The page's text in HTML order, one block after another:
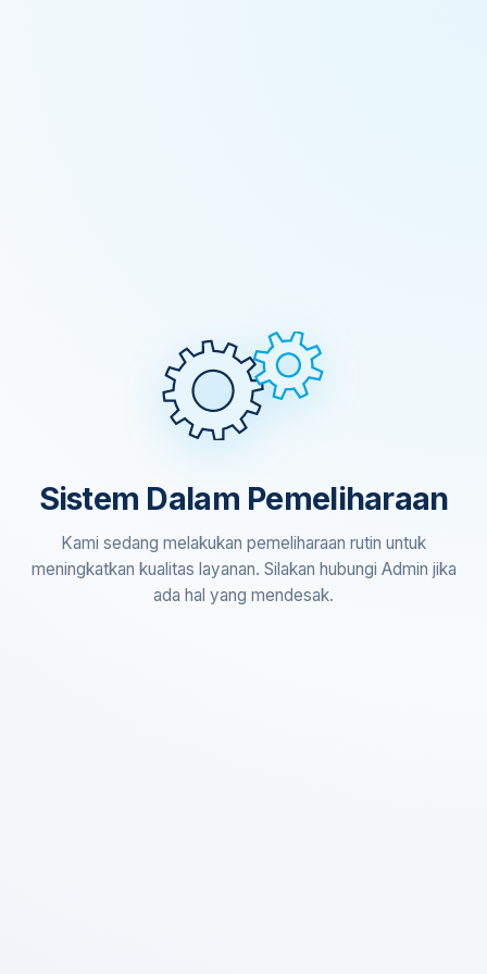
Sistem Dalam Pemeliharaan
Kami sedang melakukan pemeliharaan rutin untuk
meningkatkan kualitas layanan. Silakan hubungi Admin jika
ada hal yang mendesak.